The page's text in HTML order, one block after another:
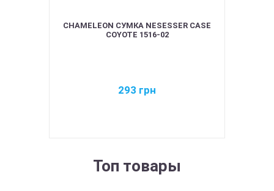
CHAMELEON СУМКА NESESSER CASE
COYOTE 1516-02
293 грн
Топ товары